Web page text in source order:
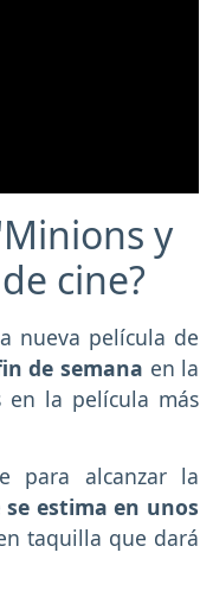
y
cine?
nueva película de
de semana en la
en la película más
para alcanzar la
se estima en unos
taquilla que dará